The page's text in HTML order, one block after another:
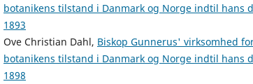
botanikens tilstand i Danmark og Norge indtil hans
1893
Ove Christian Dahl, Biskop Gunnerus' virksomhed
botanikens tilstand i Danmark og Norge indtil hans
1898